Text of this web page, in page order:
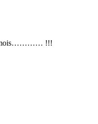
!!!